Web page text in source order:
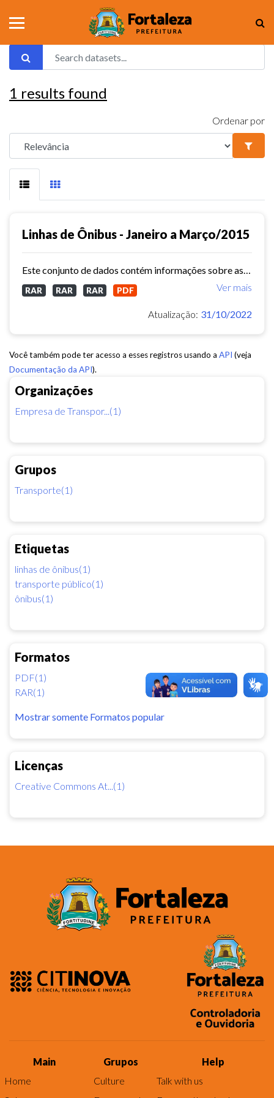
Organizações
Empresa de Transpor...(1)
Grupos
Transporte(1)
Etiquetas
linhas de ônibus(1)
transporte público(1)
ônibus(1)
Formatos
PDF(1)
RAR(1)
Mostrar somente Formatos popular
Licenças
Creative Commons At...(1)
1 results found
Ordenar por
Linhas de Ônibus - Janeiro a Março/2015
Ver mais
RAR RAR RAR PDF
Atualização: 31/10/2022
Você também pode ter acesso a esses registros usando a API (veja
Documentação da API).
Main
Home
Grupos
Culture
Help
Talk with us